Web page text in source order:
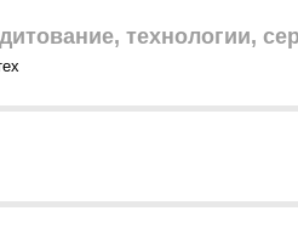
технологии,